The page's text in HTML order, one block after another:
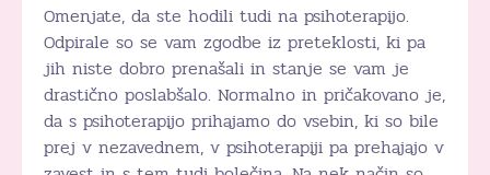
Omenjate, da ste hodili tudi na psihoterapijo.
Odpirale so se vam zgodbe iz preteklosti, ki pa
jih niste dobro prenašali in stanje se vam je
drastično poslabšalo. Normalno in pričakovano je,
da s psihoterapijo prihajamo do vsebin, ki so bile
prej v nezavednem, v psihoterapiji pa prehajajo v